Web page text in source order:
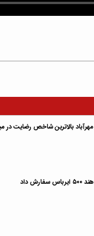
مهرآباد بالاترین شاخص رضایت در
هند ۵۰۰ ایرباس سفارش داد